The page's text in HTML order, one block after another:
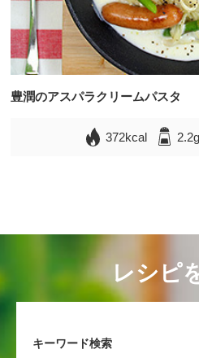
豊潤のアスパラクリームパスタ
372kcal 2.2g
レシピ
キーワード検索